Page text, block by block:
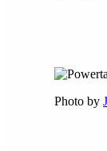
Photo by